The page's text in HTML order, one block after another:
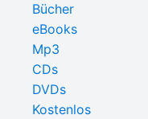
Bücher
eBooks
Mp3
CDs
DVDs
Kostenlos